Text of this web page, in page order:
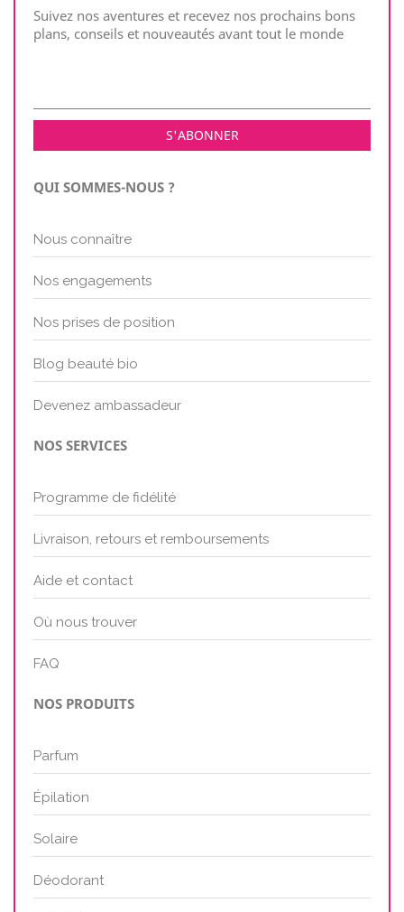
Suivez nos aventures et recevez nos prochains bons
plans, conseils et nouveautés avant tout le monde
QUI SOMMES-NOUS ?
Nous connaître
Nos engagements
Nos prises de position
Blog beauté bio
Devenez ambassadeur
NOS SERVICES
Programme de fidélité
Livraison, retours et remboursements
Aide et contact
Où nous trouver
FAQ
NOS PRODUITS
Parfum
Épilation
Solaire
Déodorant